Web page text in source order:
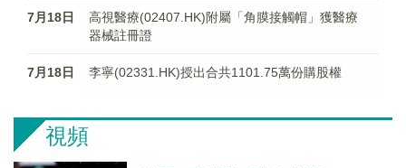
7月18日
高視醫療(02407.HK)附屬「角膜接觸帽」獲醫療
器械註冊證
7月18日 李寧(02331.HK)授出合共1101.75萬份購股權
視頻